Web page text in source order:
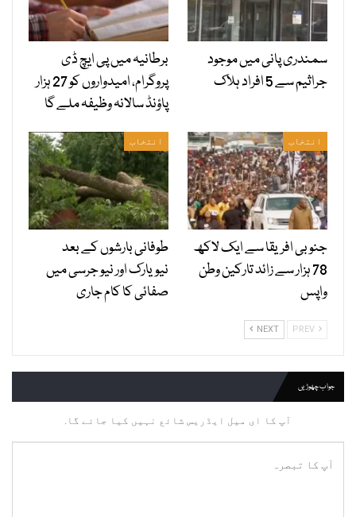
سمندری پانی میں موجود
جراثیم سے 5 افراد ہلاک
برطانیہ میں پی ایچ ڈی
پروگرام، امیدواروں کو 27 ہزار
پاؤنڈ سالانہ وظیفہ ملے گا
انتخاب
جنوبی افریقا سے ایک لاکھ
78 ہزار سے زائد تارکین وطن
واپس
انتخاب
طوفانی بارشوں کے بعد
نیویارک اور نیو جرسی میں
صفائی کا کام جاری
NEXT
جواب چھوڑیں
آپ کا ای میل ایڈریس شائع نہیں کیا جائے گا.